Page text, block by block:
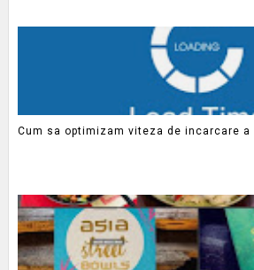
Cum sa optimizam viteza de incarcare a